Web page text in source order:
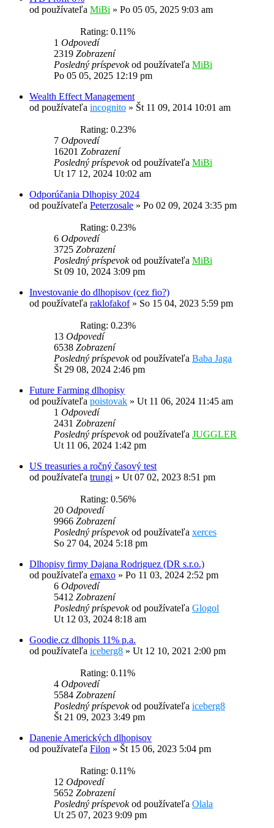
od používateľa MiBi » Po 05 05, 2025 9:03 am
Rating: 0.11%
1 Odpovedí
2319 Zobrazení
Posledný príspevokod používateľa MiBi
Po 05 05, 2025 12:19 pm
Wealth Effect Management
od používateľa incognito » Št 11 09, 2014 10:01 am
Rating: 0.23%
7 Odpovedí
16201 Zobrazení
Posledný príspevokod používateľa MiBi
Ut 17 12, 2024 10:02 am
Odporúčania Dlhopisy 2024
od používateľa Peterzosale » Po 02 09, 2024 3:35 pm
Rating: 0.23%
6 Odpovedí
3725 Zobrazení
Posledný príspevokod používateľa MiBi
St 09 10, 2024 3:09 pm
Investovanie do dlhopisov (cez fio?)
od používateľa raklofakof» So 15 04, 2023 5:59 pm
Rating: 0.23%
13 Odpovedí
6538 Zobrazení
Posledný príspevokod používateľa Baba Jaga
Št 29 08, 2024 2:46 pm
Future Farming dlhopisy
od používateľa poistovak » Ut 11 06, 2024 11:45 am
1 Odpovedí
2431 Zobrazení
Posledný príspevokod používateľa JUGGLER
Ut 11 06, 2024 1:42 pm
US treasuries a ročný časový test
od používateľa trungi » Ut 07 02, 2023 8:51 pm
Rating: 0.56%
20 Odpovedí
9966 Zobrazení
Posledný príspevokod používateľa xerces
So 27 04, 2024 5:18 pm
Dlhopisy firmy Dajana Rodriguez (DR s.r.o.)
od používateľa emaxo » Po 11 03, 2024 2:52 pm
6 Odpovedí
5412 Zobrazení
Posledný príspevokod používateľa Glogol
Ut 12 03, 2024 8:18 am
Goodie.cz dlhopis 11% p.a.
od používateľa iceberg8 » Ut 12 10, 2021 2:00 pm
Rating: 0.11%
4 Odpovedí
5584 Zobrazení
Posledný príspevokod používateľa iceberg8
Št 21 09, 2023 3:49 pm
Danenie Amerických dlhopisov
od používateľa Filon » Št 15 06, 2023 5:04 pm
Rating: 0.11%
12 Odpovedí
5652 Zobrazení
Posledný príspevokod používateľa Olala
Ut 25 07, 2023 9:09 pm